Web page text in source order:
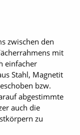
zwischen den
mit
einfacher
Stahl, Magnetit
bzw.
abgestimmte
auch die
zu